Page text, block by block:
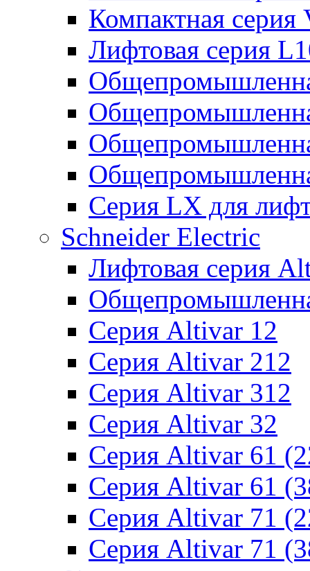
Компактная серия
Лифтовая серия
Серия LX для
Schneider Electric
Лифтовая серия
Серия Altivar 12
Серия Altivar 212
Серия Altivar 312
Серия Altivar 32
Серия Altivar 61
Серия Altivar 61
Серия Altivar 71
Серия Altivar 71